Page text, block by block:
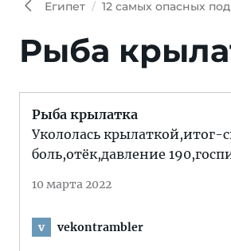
Египет 12 самых опасных
Рыба
Рыба крылатка
Укололась крылаткой,итог-
боль,отёк,давление
10 марта 2022
v vekontrambler